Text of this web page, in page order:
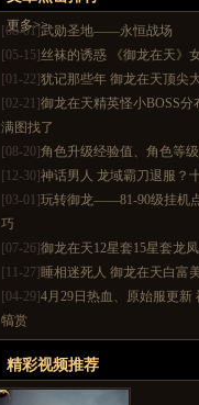
更多>>
[08-01]武勋圣地——永恒战场
[05-15] 丝袜的诱惑 《御龙在天》
[01-22]犹记那些年 御龙在天顶尖
[02-21]御龙在天精英怪小BOSS分
满图找了
[08-20]角色升级经验值、角色等
[12-30]神话男人 龙域霸刀退服？
[03-01]玩转御龙——81-90级挂机
巧
[07-26]御龙在天12星套15星套龙
[11-27] 睡相迷死人 御龙在天白富
[04-29]4月29日热血、原始服更新
犒赏
精彩视频推荐
更多>>